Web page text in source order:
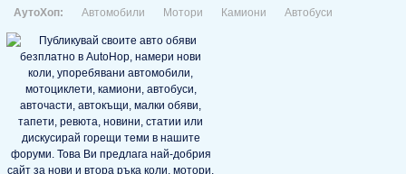
АутоХоп: Автомобили Мотори Камиони Автобуси